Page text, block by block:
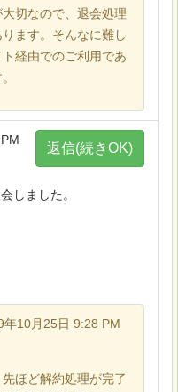
切なので、退会処理
ます。そんなに難し
経由でのご利用であ
返信(続きOK)
しました。
年10月25日 9:28 PM
ほど解約処理が完了